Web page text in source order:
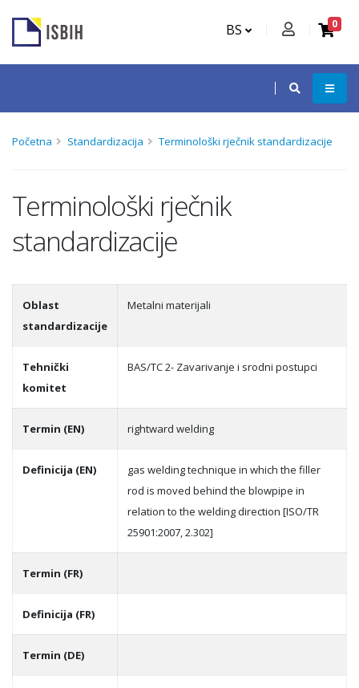
BS 0
Početna Standardizacija Terminološki rječnik standardizacije
Terminološki rječnik
standardizacije
Oblast
standardizacije
Metalni materijali
Tehnički
komitet
BAS/TC 2- Zavarivanje i srodni postupci
Termin (EN) rightward welding
Definicija (EN)
gas welding technique in which the filler
rod is moved behind the blowpipe in
relation to the welding direction [ISO/TR
25901:2007, 2.302]
Termin (FR)
Definicija (FR)
Termin (DE)